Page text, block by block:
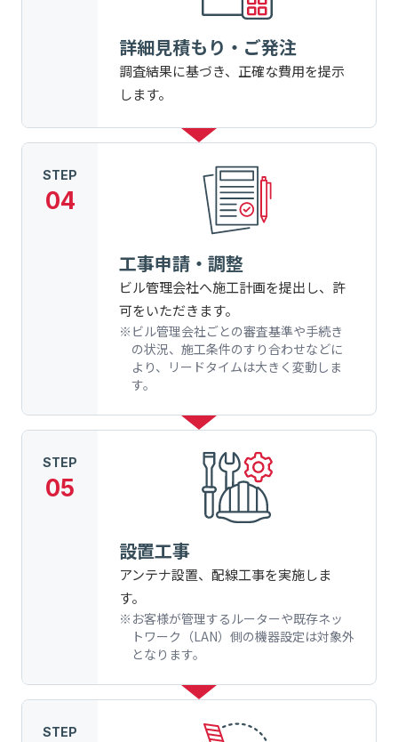
詳細見積もり・ご発注
調査結果に基づき、正確な費用を提示
します。
STEP
04
工事申請・調整
ビル管理会社へ施工計画を提出し、許
可をいただきます。
ビル管理会社ごとの審査基準や手続き
の状況、施工条件のすり合わせなどに
より、リードタイムは大きく変動しま
す。
STEP
05
設置工事
アンテナ設置、配線工事を実施しま
す。
お客様が管理するルーターや既存ネッ
トワーク（LAN）側の機器設定は対象外
となります。
STEP